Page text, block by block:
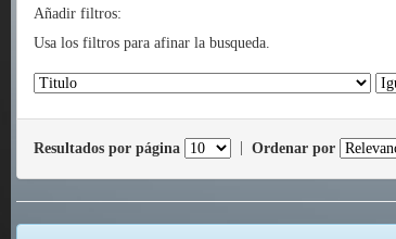
Añadir filtros:
Usa los filtros para afinar la busqueda.
Resultados por página Ordenar por